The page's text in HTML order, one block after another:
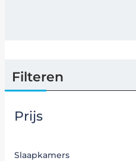
Filteren
Prijs
Slaapkamers